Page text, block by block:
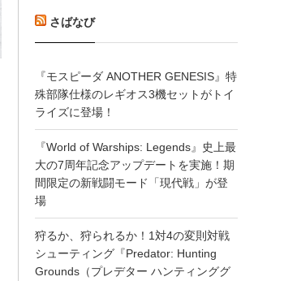
さばなび
『モスピーダ ANOTHER GENESIS』特
殊部隊仕様のレギオス3機セットがトイ
ライズに登場！
『World of Warships: Legends』史上最
大の7周年記念アップデートを実施！期
間限定の新戦闘モード「現代戦」が登
場
狩るか、狩られるか！1対4の変則対戦
シューティング『Predator: Hunting
Grounds（プレデター ハンティンググ